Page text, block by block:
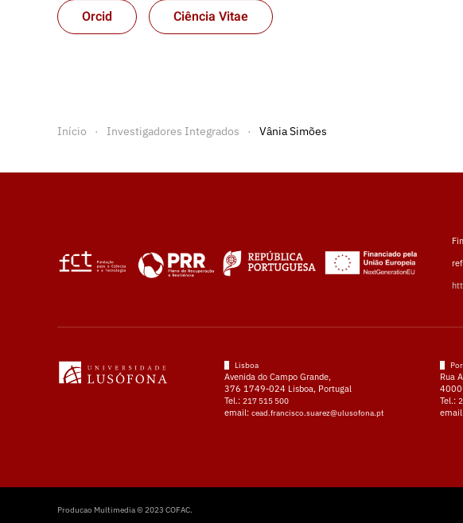
Orcid Ciência Vitae
Início Investigadores Integrados Vânia Simões
Lisboa
Avenida do Campo Grande,
376 1749-024 Lisboa, Portugal
Tel.: 217 515 500
email: cead.francisco.suarez@ulusofona.pt
Rua
Tel.:
Producao Multimedia © 2023 COFAC.